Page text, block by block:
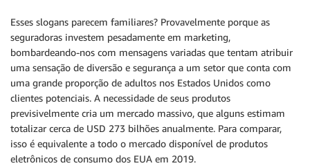
Esses slogans parecem familiares? Provavelmente porque as
seguradoras investem pesadamente em marketing,
bombardeando-nos com mensagens variadas que tentam atribuir
uma sensação de diversão e segurança a um setor que conta com
uma grande proporção de adultos nos Estados Unidos como
clientes potenciais. A necessidade de seus produtos
previsivelmente cria um mercado massivo, que alguns estimam
totalizar cerca de USD 273 bilhões anualmente. Para comparar,
isso é equivalente a todo o mercado disponível de produtos
eletrônicos de consumo dos EUA em 2019.